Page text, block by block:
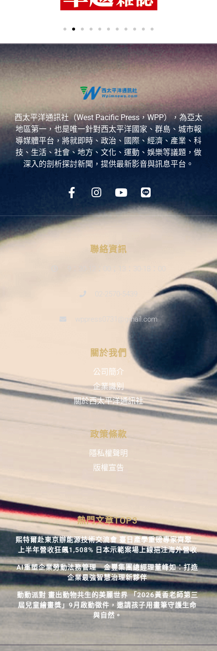
西太平洋通訊社（West Pacific Press，WPP），為亞太
地區第一，也是唯一針對西太平洋國家、群島、城市報
導媒體平台，將就即時、政治、國際、經濟、產業、科
技、生活、社會、地方、文化、運動、娛樂等議題，做
深入的剖析探討新聞，提供最新影音與訊息平台。
聯絡資訊
9：30-12：00；13：30-18：00
02-2570-5439
wppress0731@gmail.com
關於我們
公司簡介
企業識別
關於西太平洋通訊社
政策條款
隱私權聲明
版權宣告
熱門文章TOP3
熙特爾赴東京辦能源技術交流會 臺日產學重磅專家齊聚
上半年營收狂飆1,508% 日本示範案場上線挹注海外營收
AI重塑企業勞動法務管理 金豐集團總經理董峰如：打造
企業最強智慧治理新夥伴
動動派對 畫出動物共生的美麗世界 「2026黃香老師第三
屆兒童繪畫獎」9月啟動徵件，邀請孩子用畫筆守護生命
與自然。